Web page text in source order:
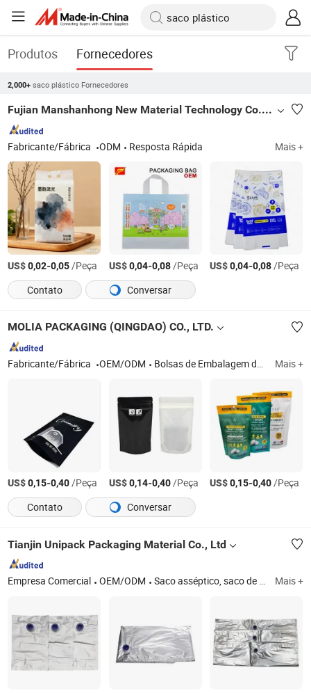
Produtos Fornecedores
2,000+ saco plástico Fornecedores
Fujian Manshanhong New Material Technology Co., Ltd
Fabricante/Fábrica ODM Resposta Rápida Mais +
US$0,02-0,05/Peça US$0,04-0,08/Peça US$0,04-0,08/Peça
Contato
Conversar
MOLIA PACKAGING (QINGDAO) CO., LTD.
Fabricante/Fábrica OEM/ODM Bolsas de Embalagem de Alimentos, Filme em Rolo, Filmes Laminados, Filmes Impressos Mais +
US$0,15-0,40/Peça US$0,14-0,40/Peça US$0,15-0,40/Peça
Contato
Conversar
Tianjin Unipack Packaging Material Co., Ltd
Empresa Comercial OEM/ODM Saco asséptico, saco de embalagem, garrafa PET, saco de alimentos, saco de pipoca para micro-ondas, caixa com bolsa, pouch de pé, saco de café, saco de lanche, saco com bico Mais +